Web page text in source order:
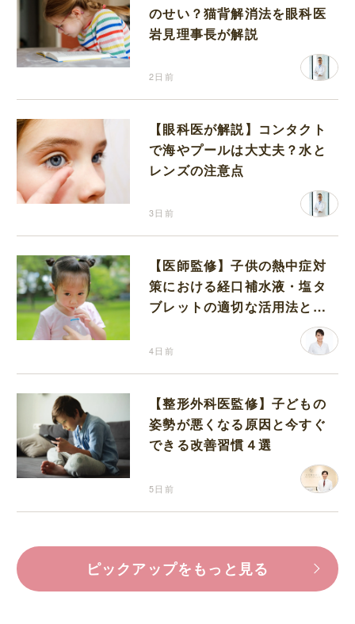
のせい？猫背解消法を眼科医
岩見理事長が解説
2日前
【眼科医が解説】コンタクト
で海やプールは大丈夫？水と
レンズの注意点
3日前
【医師監修】子供の熱中症対
策における経口補水液・塩タ
ブレットの適切な活用法と水
4日前
【整形外科医監修】子どもの
姿勢が悪くなる原因と今すぐ
できる改善習慣４選
5日前
ピックアップをもっと見る